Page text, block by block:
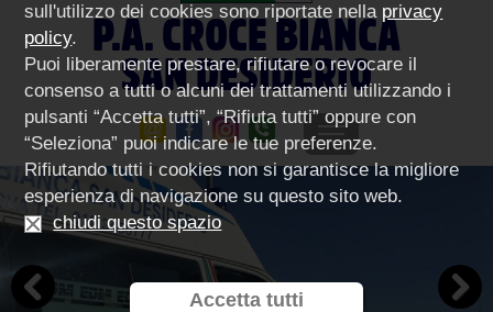
P.A. CROCE BIANCA
SAN DESIDERIO
sull'utilizzo dei cookies sono riportate nella privacy
policy.
Puoi liberamente prestare, rifiutare o revocare il
consenso a tutti o alcuni dei trattamenti utilizzando i
pulsanti “Accetta tutti”, “Rifiuta tutti” oppure con
“Seleziona” puoi indicare le tue preferenze.
Rifiutando tutti i cookies non si garantisce la migliore
esperienza di navigazione su questo sito web.
chiudi questo spazio
Accetta tutti